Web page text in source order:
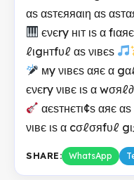
αѕ αѕтєяяαιη αѕ
єνєry нιт ιѕ α
ℓιgнтfυℓ αѕ νιвєѕ
мy νιвєѕ αяє α
єνєry νιвє ιѕ α
αєѕтнєтι¢ѕ αяє
νιвє ιѕ α cσℓσяfυℓ
SHARE: WhatsApp